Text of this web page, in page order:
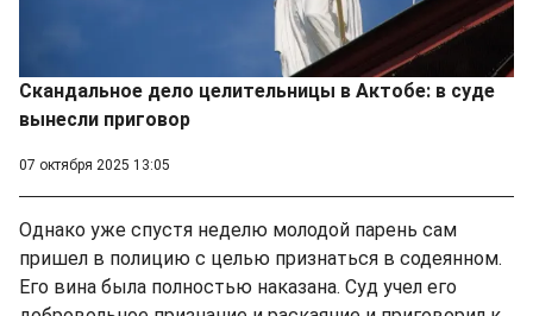
Скандальное дело целительницы в Актобе: в суде
вынесли приговор
07 октября 2025 13:05
Однако уже спустя неделю молодой парень сам
пришел в полицию с целью признаться в содеянном.
Его вина была полностью наказана. Суд учел его